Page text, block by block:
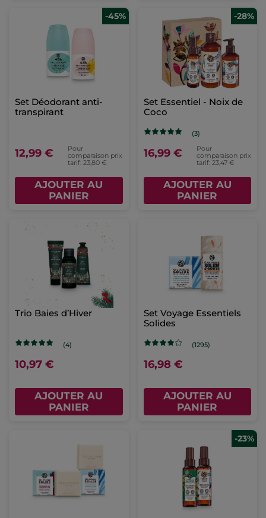
-45%
Set Déodorant anti-
transpirant
12,99 €
Pour
comparaison prix
tarif: 23,80 €
AJOUTER AU
PANIER
-28%
Set Essentiel - Noix de
Coco​
(3)
16,99 €
Pour
comparaison prix
tarif: 23,47 €
AJOUTER AU
PANIER
Trio Baies d’Hiver
(4)
10,97 €
AJOUTER AU
PANIER
Set Voyage Essentiels
Solides
(1295)
16,98 €
AJOUTER AU
PANIER
-23%